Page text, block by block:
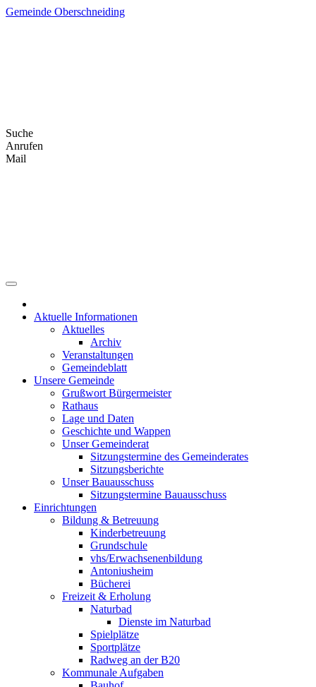
Skip
Gemeinde Oberschneiding
Suche
Anrufen
Mail
Aktuelle Informationen
Aktuelles
Archiv
Veranstaltungen
Gemeindeblatt
Unsere Gemeinde
Grußwort Bürgermeister
Rathaus
Lage und Daten
Geschichte und Wappen
Unser Gemeinderat
Sitzungstermine des Gemeinderates
Sitzungsberichte
Unser Bauausschuss
Sitzungstermine Bauausschuss
Einrichtungen
Bildung & Betreuung
Kinderbetreuung
Grundschule
vhs/Erwachsenenbildung
Antoniusheim
Bücherei
Freizeit & Erholung
Naturbad
Dienste im Naturbad
Spielplätze
Sportplätze
Radweg an der B20
Kommunale Aufgaben